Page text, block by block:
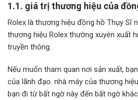
1.1. giá trị thương hiệu của
Rolex là thương hiệu đồng hồ Thụy Sĩ
thương hiệu Rolex thường xuyên xuất
truyền thông.
Nếu muốn tham quan nơi sản xuất,
của lãnh đạo. nhà máy của thương
bạn đi từ bất ngờ này đến bất ngờ